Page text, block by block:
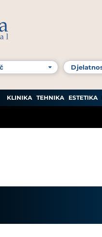
KLINIKA TEHNIKA ESTETIKA